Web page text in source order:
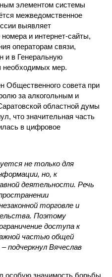
элементом системы
межведомственное
выявляет
и интернет-сайты,
операторам связи,
и в Генеральную
необходимых мер.
Общественного совета при
за алкогольным и
областной думы
что значительная часть
в цифровое
не только для
но, к
деятельности. Речь
торговле и
Поэтому
доступа к
частью общей
подчеркнул Вячеслав
особую значимость борьбы